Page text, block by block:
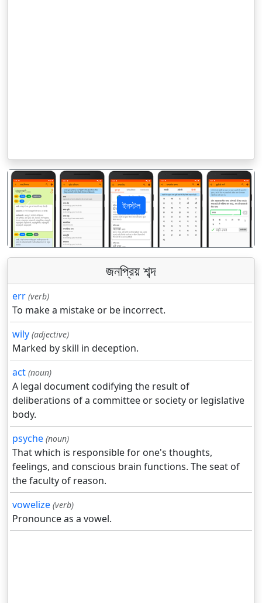
ইনস্টল
पिछला अगला
জনপ্রিয় শব্দ
err (verb)
To make a mistake or be incorrect.
wily (adjective)
Marked by skill in deception.
act (noun)
A legal document codifying the result of
deliberations of a committee or society or legislative
body.
psyche (noun)
That which is responsible for one's thoughts,
feelings, and conscious brain functions. The seat of
the faculty of reason.
vowelize (verb)
Pronounce as a vowel.